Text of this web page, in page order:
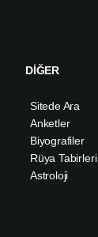
DİĞER
Sitede Ara
Anketler
Biyografiler
Rüya Tabirleri
Astroloji